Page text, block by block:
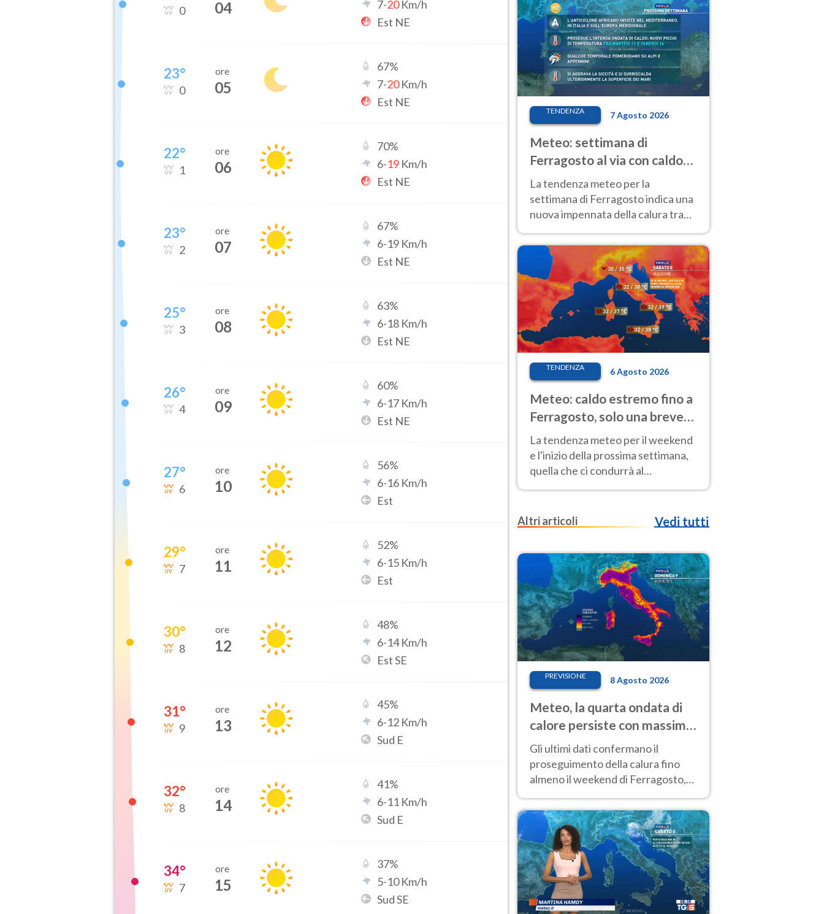
0 04
7-20Km/h
Est NE
23°
0
ore
05
67%
7-20Km/h
Est NE
22°
1
ore
06
70%
6-19 Km/h
Est NE
23°
2
ore
07
67%
6-19 Km/h
Est NE
25°
3
ore
08
63%
6-18 Km/h
Est NE
26°
4
ore
09
60%
6-17 Km/h
Est NE
27°
6
ore
10
56%
6-16 Km/h
Est
29°
7
ore
11
52%
6-15 Km/h
Est
30°
8
ore
12
48%
6-14Km/h
Est SE
31°
9
ore
13
45%
6-12 Km/h
Sud E
32°
8
ore
14
41%
6-11 Km/h
Sud E
34°
7
ore
15
37%
5-10Km/h
Sud SE
TENDENZA 7 Agosto 2026
Meteo: settimana di
Ferragosto al via con caldo
intenso e qualche temporale
La tendenza meteo per la
settimana di Ferragosto indica una
nuova impennata della calura tra
anche al Nord.
TENDENZA 6 Agosto 2026
Meteo: caldo estremo fino a
Ferragosto, solo una breve
pausa. Ecco dove
La tendenza meteo per il weekend
e l'inizio della prossima settimana,
quella che ci condurrà al
Ferragosto, vede ancora
Altri articoli
Vedi tutti
PREVISIONE 8 Agosto 2026
Meteo, la quarta ondata di
calore persiste con massime
sempre molto elevate
Gli ultimi dati confermano il
proseguimento della calura fino
almeno il weekend di Ferragosto,
intensificazione prossima
settimana